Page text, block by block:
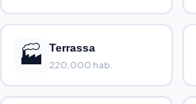
🏭 Terrassa
220,000 hab.